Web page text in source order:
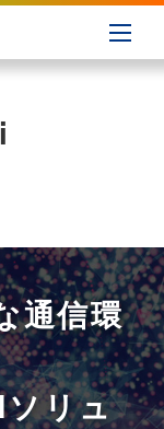
通信環
リュ